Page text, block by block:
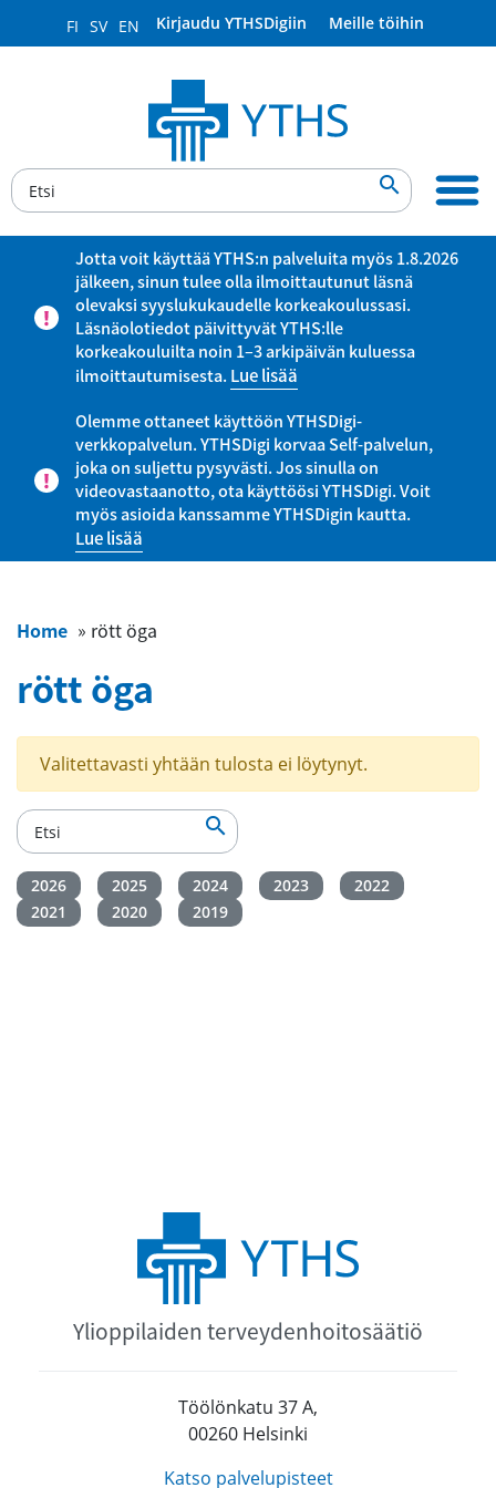
FI SV EN Kirjaudu YTHSDigiin Meille töihin

Jotta voit käyttää YTHS:n palveluita myös 1.8.2026
jälkeen, sinun tulee olla ilmoittautunut läsnä
olevaksi syyslukukaudelle korkeakoulussasi.
Läsnäolotiedot päivittyvät YTHS:lle
korkeakouluilta noin 1–3 arkipäivän kuluessa
ilmoittautumisesta.Lue lisää
Olemme ottaneet käyttöön YTHSDigi-
verkkopalvelun. YTHSDigi korvaa Self-palvelun,
joka on suljettu pysyvästi. Jos sinulla on
videovastaanotto, ota käyttöösi YTHSDigi. Voit
myös asioida kanssamme YTHSDigin kautta.
Lue lisää
Home » rött öga
rött öga
Valitettavasti yhtään tulosta ei löytynyt.

2026 2025 2024 2023
2022
2021
2020 2019
Ylioppilaiden terveydenhoitosäätiö
Töölönkatu 37 A,
00260 Helsinki
Katso palvelupisteet